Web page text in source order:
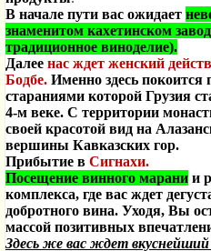
В начале пути вас ожидает
знаменитом кахетинском
традиционное виноделие).
Далее нас ждет женский
Бодбе. Именно здесь покоится
стараниями которой Грузия
4-м веке. С территории
своей красотой вид на
вершины Кавказских гор.
Прибытие в Сигнахи.
Посещение винного марани и
комплекса, где вас ждет
добротного вина. Уходя, Вы
массой позитивных
Здесь же вас ждет